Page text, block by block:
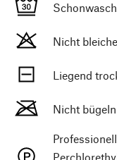
Nicht
Liegend
Nicht bügeln